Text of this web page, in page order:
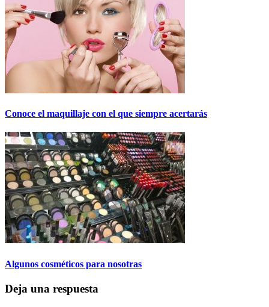
Conoce el maquillaje con el que siempre acertarás
Algunos cosméticos para nosotras
Deja una respuesta